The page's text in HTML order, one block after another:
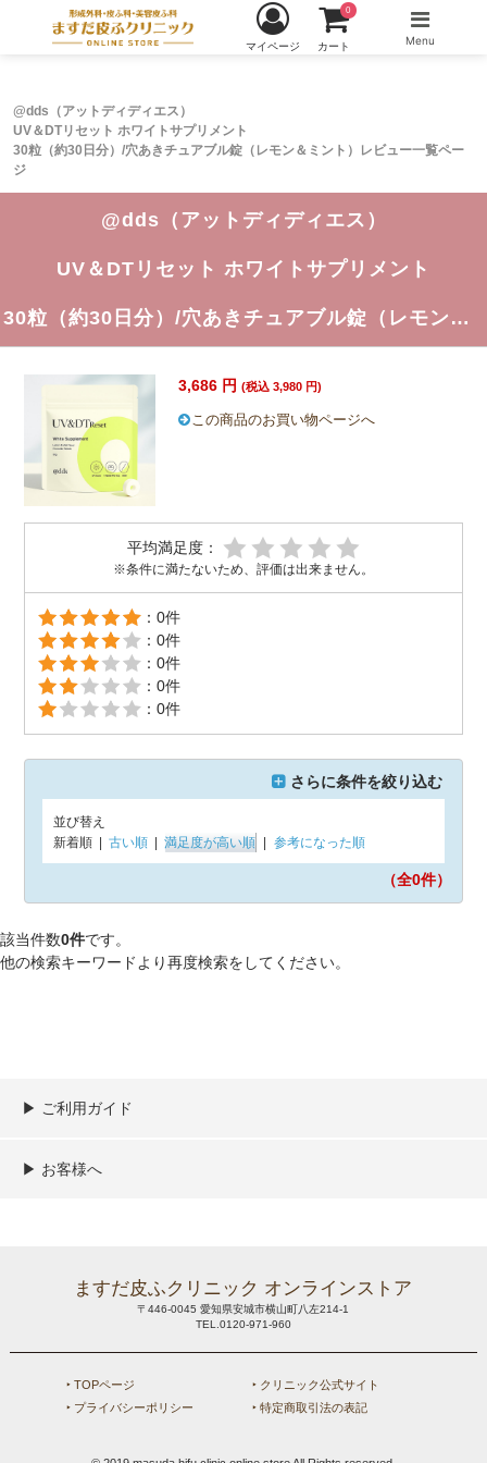
@dds（アットディディエス）
UV＆DTリセット ホワイトサプリメント
30粒（約30日分）/穴あきチュアブル錠（レモン＆ミント）レビュー一覧ペー
ジ
マイページ カート
0
Menu
@dds（アットディディエス）
UV＆DTリセット ホワイトサプリメント
30粒（約30日分）/穴あきチュアブル錠（レモン＆ミント）
3,686 円 (税込 3,980 円)
この商品のお買い物ページへ
平均満足度：
※条件に満たないため、評価は出来ません。
：0件
：0件
：0件
：0件
：0件
さらに条件を絞り込む
並び替え
新着順
古い順 満足度が高い順 参考になった順
（全0件）
該当件数0件です。
他の検索キーワードより再度検索をしてください。
▶︎ ご利用ガイド
ご利用ガイド
決済／配送／送料について
取り扱い商品一覧
顧客情報の取扱について
特定商取引法の表記
▶︎ お客様へ
ますだ皮ふクリニック オンラインストア
〒446-0045 愛知県安城市横山町八左214-1
TEL.0120-971-960
‣ TOPページ
‣ クリニック公式サイト
‣ プライバシーポリシー
‣ 特定商取引法の表記